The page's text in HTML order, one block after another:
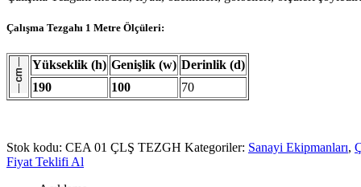
Çalışma Tezgahı 1 Metre Ölçüleri:
Yükseklik (h) Genişlik (w) Derinlik (d)
190
100 70
Stok kodu: CEA 01 ÇLŞ TEZGH Kategoriler: Sanayi Ekipmanları,
Fiyat Teklifi Al